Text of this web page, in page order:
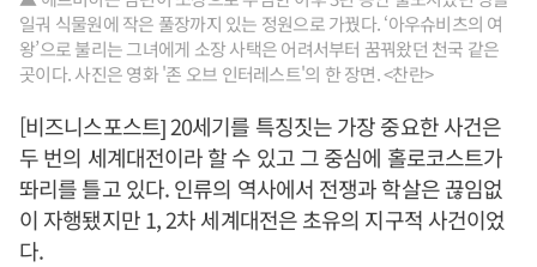
일궈 식물원에 작은 풀장까지 있는 정원으로 가꿨다. ‘아우슈비츠의 여
왕’으로 불리는 그녀에게 소장 사택은 어려서부터 꿈꿔왔던 천국 같은
곳이다. 사진은 영화 '존 오브 인터레스트'의 한 장면. <찬란>
[비즈니스포스트] 20세기를 특징짓는 가장 중요한 사건은
두 번의 세계대전이라 할 수 있고 그 중심에 홀로코스트가
똬리를 틀고 있다. 인류의 역사에서 전쟁과 학살은 끊임없
이 자행됐지만 1, 2차 세계대전은 초유의 지구적 사건이었
다.